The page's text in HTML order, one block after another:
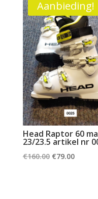
€379.00.
Aanbieding!
Head Raptor 60
23/23.5 artikel nr
€160.00 €79.00Huidige